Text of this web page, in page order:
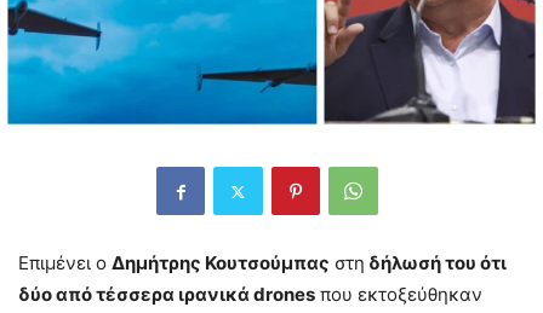
Επιμένει ο Δημήτρης Κουτσούμπας στη δήλωσή του ότι
δύο από τέσσερα ιρανικά drones που εκτοξεύθηκαν